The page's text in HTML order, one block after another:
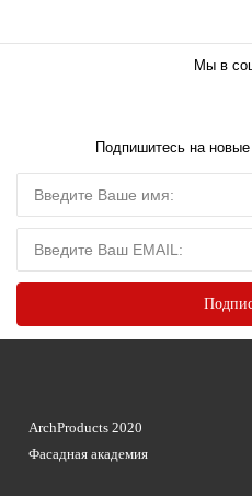
Мы в
Подпишитесь на
ArchProducts 2020
Фасадная академия